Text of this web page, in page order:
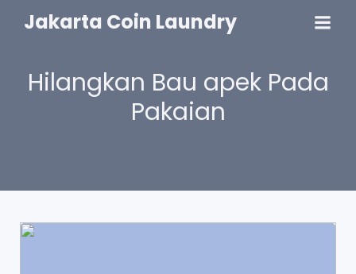
Jakarta Coin Laundry
Hilangkan Bau apek Pada
Pakaian